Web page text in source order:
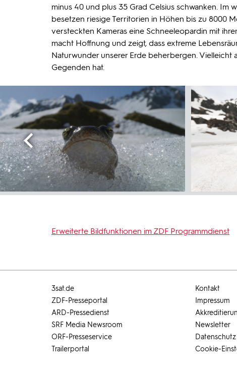
minus 40 und plus 35 Grad Celsius schwanken.
besetzen riesige Territorien in Höhen bis zu 8000
versteckten Kameras eine Schneeleopardin mit
macht Hoffnung und zeigt, dass extreme
Naturwunder unserer Erde beherbergen. Vielleicht
Gegenden hat.
Erweiterte Bildfunktionen im ZDF Programmdienst
3sat.de
ZDF-Presseportal
ARD-Pressedienst
SRF Media Newsroom
ORF-Presseservice
Trailerportal
Kontakt
Impressum
Newsletter
Datenschutz
Cookie-